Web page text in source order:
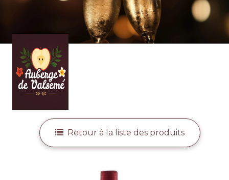
Retour à la liste des produits